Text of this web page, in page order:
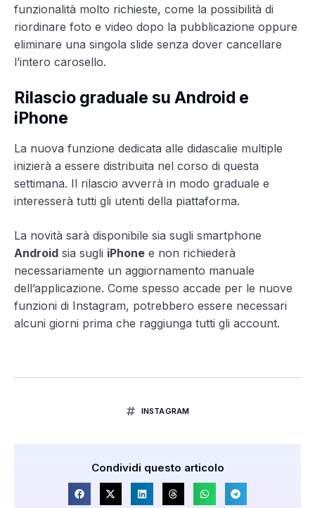
funzionalità molto richieste, come la possibilità di
riordinare foto e video dopo la pubblicazione oppure
eliminare una singola slide senza dover cancellare
l’intero carosello.
Rilascio graduale su Android e
iPhone
La nuova funzione dedicata alle didascalie multiple
inizierà a essere distribuita nel corso di questa
settimana. Il rilascio avverrà in modo graduale e
interesserà tutti gli utenti della piattaforma.
La novità sarà disponibile sia sugli smartphone
Android sia sugli iPhone e non richiederà
necessariamente un aggiornamento manuale
dell’applicazione. Come spesso accade per le nuove
funzioni di Instagram, potrebbero essere necessari
alcuni giorni prima che raggiunga tutti gli account.
INSTAGRAM
Condividi questo articolo